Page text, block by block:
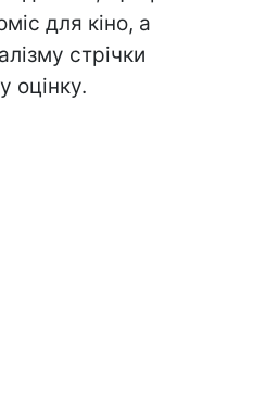
для кіно, а
стрічки
оцінку.